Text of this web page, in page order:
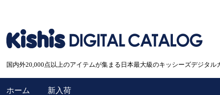
国内外20,000点以上のアイテムが集まる日本最大級のキッシーズデジタル
ホーム 新入荷